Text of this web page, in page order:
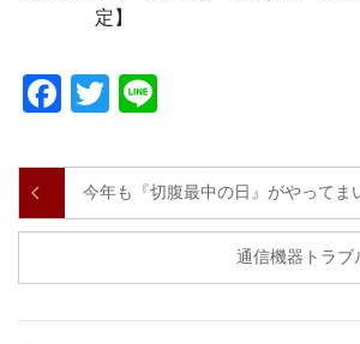
定】
Facebook
Twitter
今年も『切腹最中の日』がやってま
通信機器トラブ